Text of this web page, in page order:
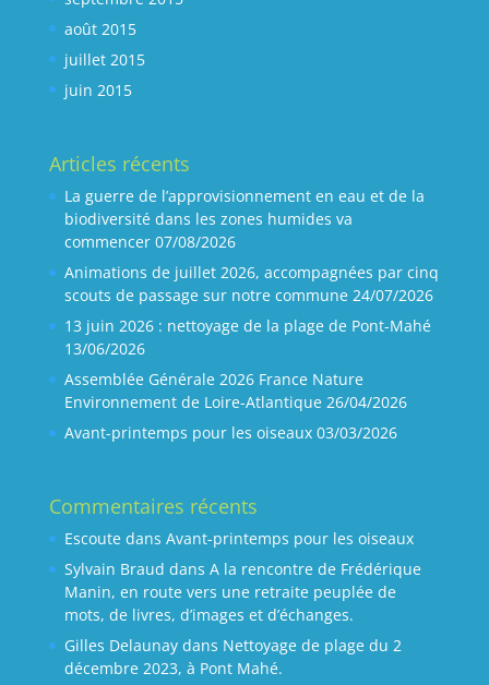
août 2015
juillet 2015
juin 2015
Articles récents
La guerre de l’approvisionnement en eau et de la
biodiversité dans les zones humides va
commencer 07/08/2026
Animations de juillet 2026, accompagnées par cinq
scouts de passage sur notre commune 24/07/2026
13 juin 2026 : nettoyage de la plage de Pont-Mahé
13/06/2026
Assemblée Générale 2026 France Nature
Environnement de Loire-Atlantique 26/04/2026
Avant-printemps pour les oiseaux 03/03/2026
Commentaires récents
Escoutedans Avant-printemps pour les oiseaux
Sylvain Braud dans A la rencontre de Frédérique
Manin, en route vers une retraite peuplée de
mots, de livres, d’images et d’échanges.
Gilles Delaunaydans Nettoyage de plage du 2
décembre 2023, à Pont Mahé.